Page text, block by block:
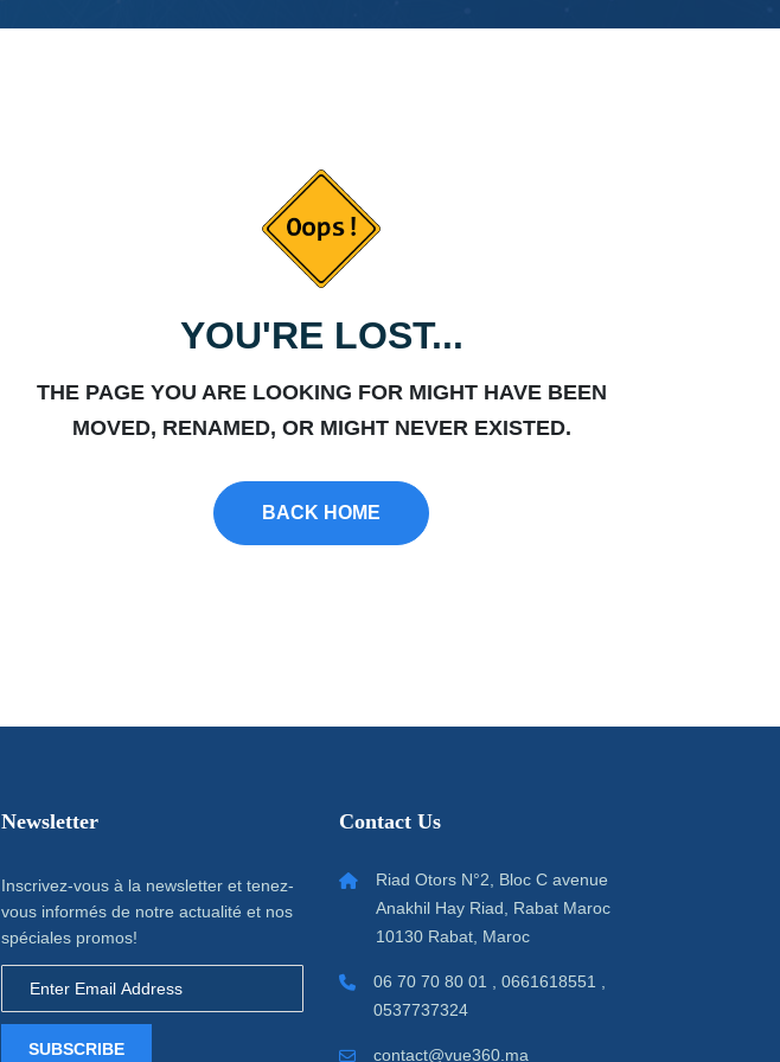
YOU'RE LOST...
THE PAGE YOU ARE LOOKING FOR MIGHT HAVE BEEN
MOVED, RENAMED, OR MIGHT NEVER EXISTED.
BACK HOME
Newsletter
Inscrivez-vous à la newsletter et tenez-
vous informés de notre actualité et nos
spéciales promos!
SUBSCRIBE
Contact Us
Riad Otors N°2, Bloc C avenue
Anakhil Hay Riad, Rabat Maroc
10130 Rabat, Maroc
06 70 70 80 01 , 0661618551 ,
0537737324
contact@vue360.ma